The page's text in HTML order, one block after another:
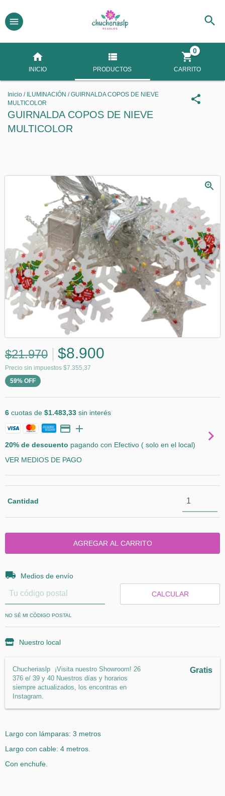
INICIO PRODUCTOS CARRITO
0
Inicio / ILUMINACIÓN / GUIRNALDA COPOS DE NIEVE
MULTICOLOR
GUIRNALDA COPOS DE NIEVE
MULTICOLOR
$21.970 $8.900
Precio sin impuestos $7.355,37
59% OFF
6 cuotas de $1.483,33 sin interés
20% de descuento pagando con Efectivo ( solo en el local)
VER MEDIOS DE PAGO
Cantidad
Entregas para el CP:
Medios de envío
CALCULAR
NO SÉ MI CÓDIGO POSTAL
Nuestro local
Chucheriaslp
¡Visita nuestro Showroom! 26
376 e/ 39 y 40 Nuestros días y horarios
siempre actualizados, los encontras en
Instagram.
Gratis
Largo con lámparas: 3 metros
Largo con cable: 4 metros.
Con enchufe.